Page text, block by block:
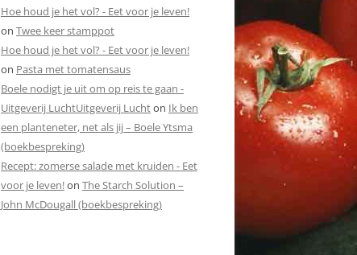
Hoe houd je het vol? - Eet voor je leven!
on Twee keer stamppot
Hoe houd je het vol? - Eet voor je leven!
on Pasta met tomatensaus
Boele nodigt je uit om op reis te gaan -
Uitgeverij LuchtUitgeverij Luchton Ik ben
een planteneter, net als jij – Boele Ytsma
(boekbespreking)
Recept: zomerse salade met kruiden - Eet
voor je leven!on The Starch Solution –
John McDougall (boekbespreking)